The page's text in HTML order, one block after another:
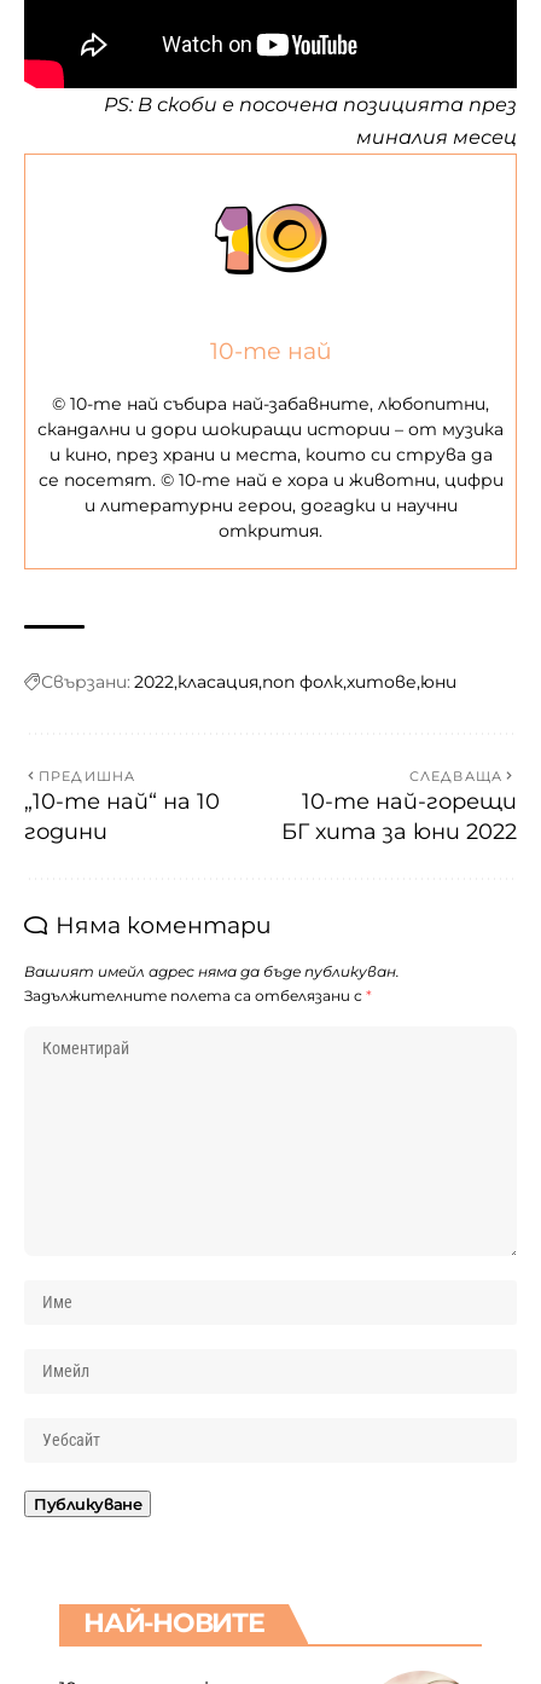
PS: В скоби е посочена позицията през
миналия месец
10-те най
© 10-те най събира най-забавните, любопитни,
скандални и дори шокиращи истории – от музика
и кино, през храни и места, които си струва да
се посетят. © 10-те най е хора и животни, цифри
и литературни герои, догадки и научни
открития.
Свързани: 2022 класация поп фолкхитове юни
ПРЕДИШНА
„10-те най“ на 10
години
СЛЕДВАЩА
10-те най-горещи
БГ хита за юни 2022
Няма коментари
Вашият имейл адрес няма да бъде публикуван.
Задължителните полета са отбелязани с *
НАЙ-НОВИТЕ